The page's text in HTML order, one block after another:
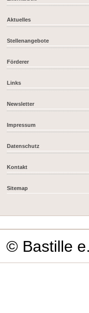
Aktuelles
Stellenangebote
Förderer
Links
Newsletter
Impressum
Datenschutz
Kontakt
Sitemap
© Bastille